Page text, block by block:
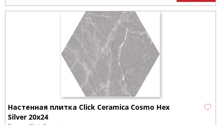
Настенная плитка Click Ceramica Cosmo Hex
Silver 20x24